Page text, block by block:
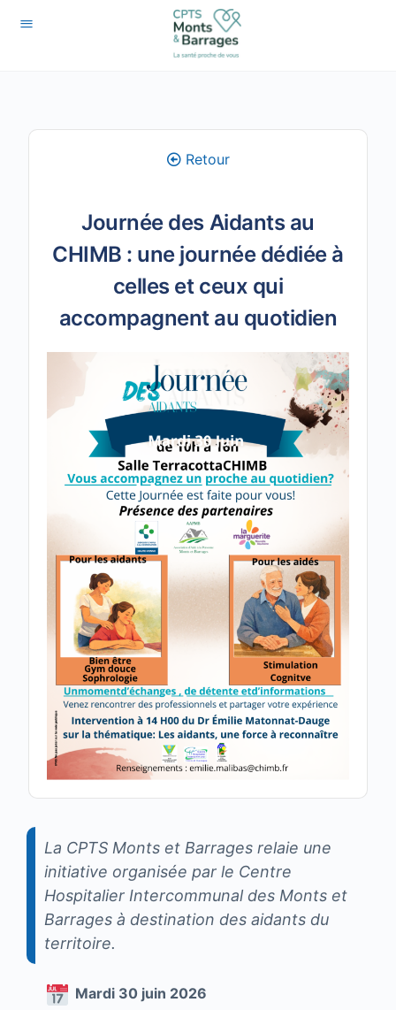
Retour
Journée des Aidants au
CHIMB : une journée dédiée à
celles et ceux qui
accompagnent au quotidien
La CPTS Monts et Barrages relaie une
initiative organisée par le Centre
Hospitalier Intercommunal des Monts et
Barrages à destination des aidants du
territoire.
Mardi 30 juin 2026